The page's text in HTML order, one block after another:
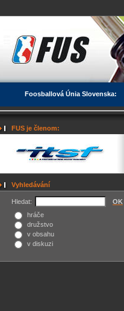
Foosballová Únia Slovenska:
FUS je členom:
Vyhledávání
Hledat:
OK
hráče
družstvo
v obsahu
v diskuzi